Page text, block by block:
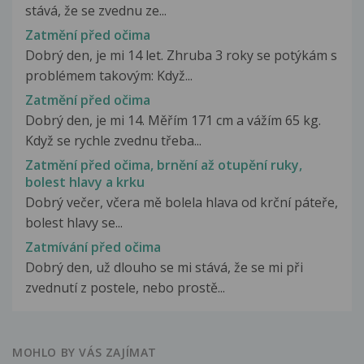
stává, že se zvednu ze...
Zatmění před očima
Dobrý den, je mi 14 let. Zhruba 3 roky se potýkám s
problémem takovým: Když...
Zatmění před očima
Dobrý den, je mi 14. Měřím 171 cm a vážím 65 kg.
Když se rychle zvednu třeba...
Zatmění před očima, brnění až otupění ruky,
bolest hlavy a krku
Dobrý večer, včera mě bolela hlava od krční páteře,
bolest hlavy se...
Zatmívání před očima
Dobrý den, už dlouho se mi stává, že se mi při
zvednutí z postele, nebo prostě...
MOHLO BY VÁS ZAJÍMAT